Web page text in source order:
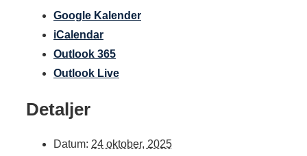
Google Kalender
iCalendar
Outlook 365
Outlook Live
Detaljer
Datum: 24 oktober, 2025